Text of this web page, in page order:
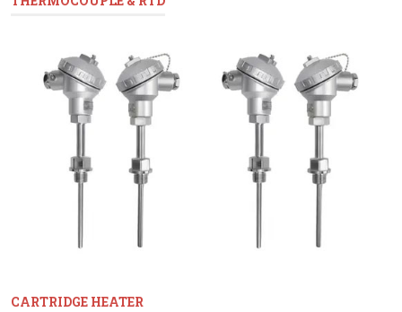
CARTRIDGE HEATER